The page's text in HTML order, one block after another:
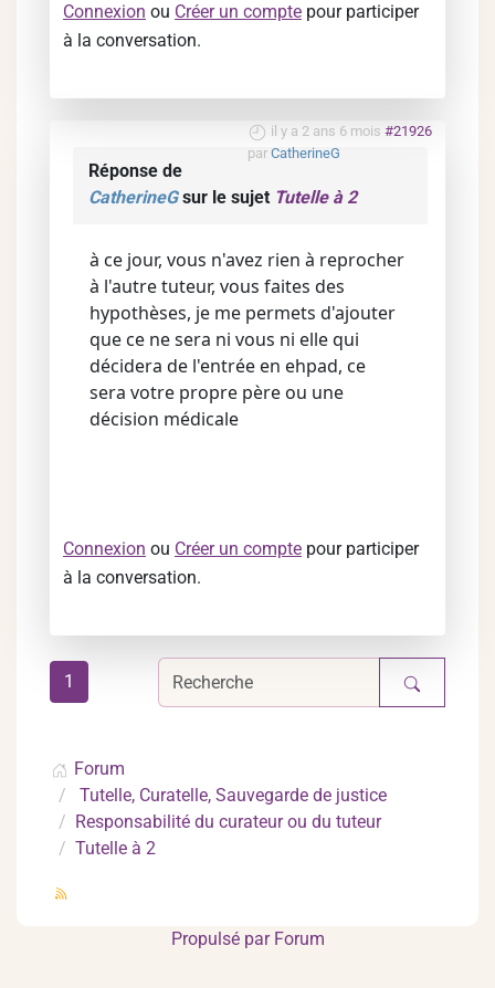
Connexion ou Créer un compte pour participer
à la conversation.
il y a 2 ans 6 mois #21926
par CatherineG
Réponse de
CatherineGsur le sujet Tutelle à 2
à ce jour, vous n'avez rien à reprocher
à l'autre tuteur, vous faites des
hypothèses, je me permets d'ajouter
que ce ne sera ni vous ni elle qui
décidera de l'entrée en ehpad, ce
sera votre propre père ou une
décision médicale
Connexion ou Créer un compte pour participer
à la conversation.
1
Forum
Tutelle, Curatelle, Sauvegarde de justice
Responsabilité du curateur ou du tuteur
Tutelle à 2
Propulsé par Forum